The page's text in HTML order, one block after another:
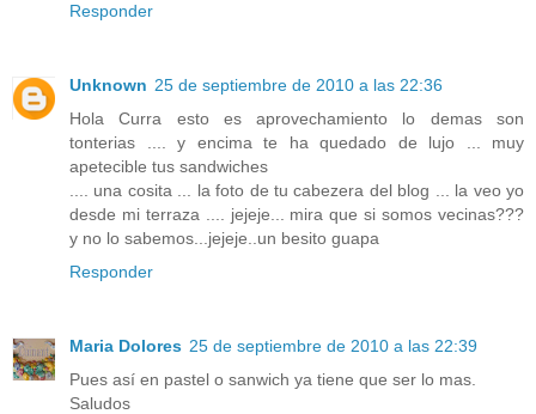
Responder
Unknown 25 de septiembre de 2010 a las 22:36
Hola Curra esto es aprovechamiento lo demas son
tonterias .... y encima te ha quedado de lujo ... muy
apetecible tus sandwiches
.... una cosita ... la foto de tu cabezera del blog ... la veo yo
desde mi terraza .... jejeje... mira que si somos vecinas???
y no lo sabemos...jejeje..un besito guapa
Responder
Maria Dolores 25 de septiembre de 2010 a las 22:39
Pues así en pastel o sanwich ya tiene que ser lo mas.
Saludos